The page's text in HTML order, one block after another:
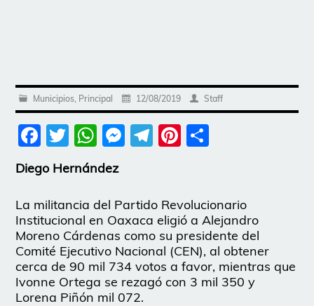
Municipios Principal 12/08/2019 Staff
Facebook
Twitter
WhatsApp
Messenger
Telegram
Pinterest
Diego Hernández
La militancia del Partido Revolucionario
Institucional en Oaxaca eligió a Alejandro
Moreno Cárdenas como su presidente del
Comité Ejecutivo Nacional (CEN), al obtener
cerca de 90 mil 734 votos a favor, mientras que
Ivonne Ortega se rezagó con 3 mil 350 y
Lorena Piñón mil 072.